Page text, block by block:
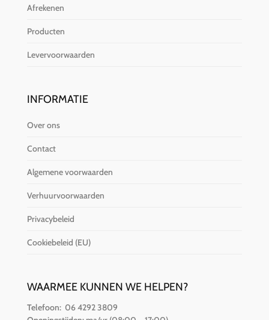
Afrekenen
Producten
Levervoorwaarden
INFORMATIE
Over ons
Contact
Algemene voorwaarden
Verhuurvoorwaarden
Privacybeleid
Cookiebeleid (EU)
WAARMEE KUNNEN WE HELPEN?
Telefoon: 06 4292 3809